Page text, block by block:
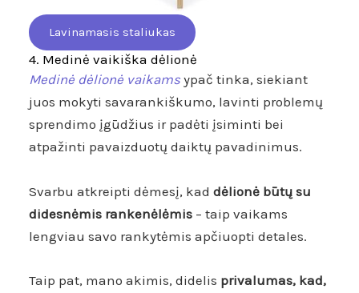
Lavinamasis staliukas
4. Medinė vaikiška dėlionė
Medinė dėlionė vaikams ypač tinka, siekiant
juos mokyti savarankiškumo, lavinti problemų
sprendimo įgūdžius ir padėti įsiminti bei
atpažinti pavaizduotų daiktų pavadinimus.
Svarbu atkreipti dėmesį, kaddėlionė būtų su
didesnėmis rankenėlėmis – taip vaikams
lengviau savo rankytėmis apčiuopti detales.
Taip pat, mano akimis, didelis privalumas, kad,